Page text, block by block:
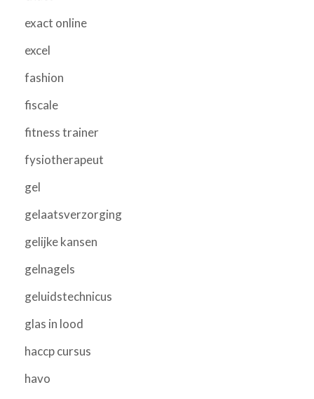
exact online
excel
fashion
fiscale
fitness trainer
fysiotherapeut
gel
gelaatsverzorging
gelijke kansen
gelnagels
geluidstechnicus
glas in lood
haccp cursus
havo